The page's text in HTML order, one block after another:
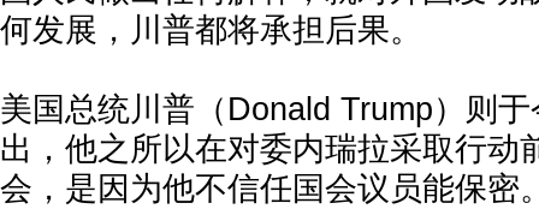
何发展，川普都将承担后果。
美国总统川普（Donald Trump）则
出，他之所以在对委内瑞拉采取行动
会，是因为他不信任国会议员能保密